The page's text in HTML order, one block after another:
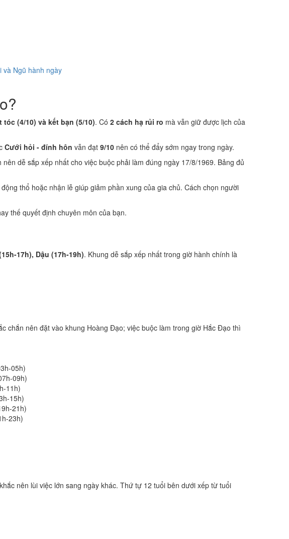
và Ngũ hành ngày
tóc (4/10) và kết bạn (5/10). Có 2 cách hạ rủi ro mà vẫn giữ được lịch của
Cưới hỏi - đính hôn vẫn đạt 9/10 nên có thể đẩy sớm ngay trong ngày.
dễ sắp xếp nhất cho việc buộc phải làm đúng ngày 17/8/1969. Bảng đủ
thổ hoặc nhận lễ giúp giảm phần xung của gia chủ. Cách chọn người
thế quyết định chuyên môn của bạn.
17h), Dậu (17h-19h). Khung dễ sắp xếp nhất trong giờ hành chính là
chắn nên đặt vào khung Hoàng Đạo; việc buộc làm trong giờ Hắc Đạo thì
05h)
09h)
11h)
15h)
21h)
23h)
nên lùi việc lớn sang ngày khác. Thứ tự 12 tuổi bên dưới xếp từ tuổi